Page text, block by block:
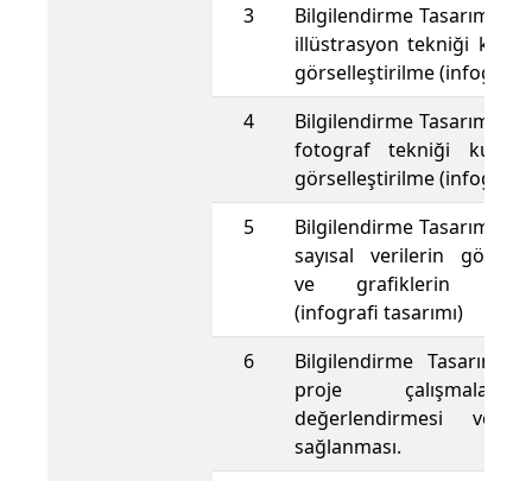
3
Bilgilendirme Tasarımı
illüstrasyon tekniği
görselleştirilme (infografi
4
Bilgilendirme Tasarımı
fotograf tekniği
görselleştirilme (infografi
5
Bilgilendirme Tasarımı
sayısal verilerin
ve grafiklerin
(infografi tasarımı)
6
Bilgilendirme Tasarımı
proje
değerlendirmesi ve
sağlanması.